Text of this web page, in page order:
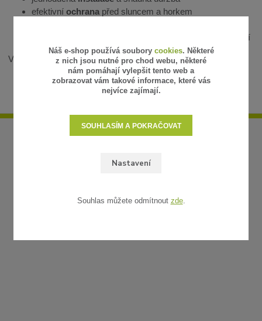
efektivníochranapřed sluncem a horkem
, snadno se skládají a skladují
Více informací se dočtete na našemblogu.
Náš e-shop používá soubory cookies. Některé
z nich jsou nutné pro chod webu, některé
nám pomáhají vylepšit tento web a
zobrazovat vám takové informace, které vás
nejvíce zajímají.
Nastavení
SOUHLASÍM A POKRAČOVAT
Souhlas můžete odmítnout zde.